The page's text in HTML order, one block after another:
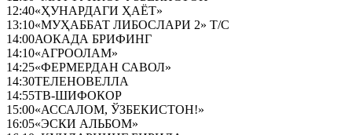
12:40«ҲУНАРДАГИ ҲАЁТ»
13:10«МУҲАББАТ ЛИБОСЛАРИ 2» Т/С
14:00АОКАДА БРИФИНГ
14:10«АГРООЛАМ»
14:25«ФЕРМЕРДАН САВОЛ»
14:30ТЕЛЕНОВЕЛЛА
14:55ТВ-ШИФОКОР
15:00«АССАЛОМ, ЎЗБЕКИСТОН!»
16:05«ЭСКИ АЛЬБОМ»